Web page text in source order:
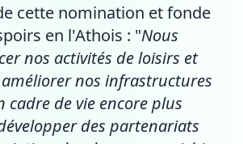
cette nomination et fonde
en l'Athois : "Nous
nos activités de loisirs et
nos infrastructures
de vie encore plus
des partenariats